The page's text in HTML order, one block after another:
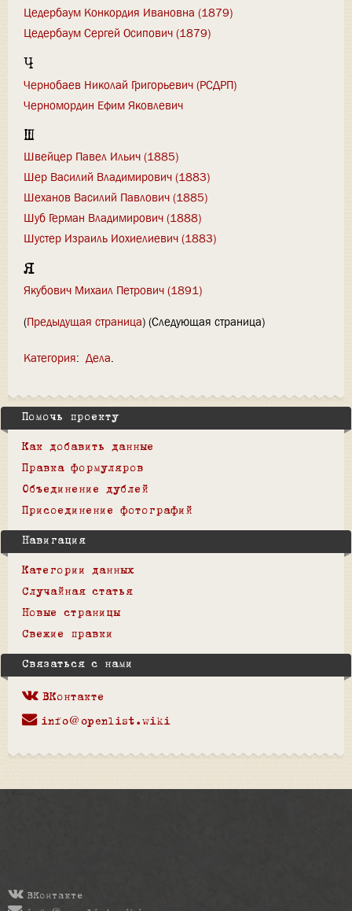
Цедербаум Конкордия Ивановна (1879)
Цедербаум Сергей Осипович (1879)
Ч
Чернобаев Николай Григорьевич (РСДРП)
Черномордин Ефим Яковлевич
Ш
Швейцер Павел Ильич (1885)
Шер Василий Владимирович (1883)
Шеханов Василий Павлович (1885)
Шуб Герман Владимирович (1888)
Шустер Израиль Иохиелиевич (1883)
Я
Якубович Михаил Петрович (1891)
(Предыдущая страница) (Следующая страница)
Категория: Дела
Помочь проекту
Как добавить данные
Правка формуляров
Объединение дублей
Присоединение фотографий
Навигация
Категории данных
Случайная статья
Новые страницы
Свежие правки
Связаться с нами
ВКонтакте
info@openlist.wiki
ВКонтакте